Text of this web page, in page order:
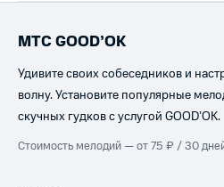
МТС GOOD’OK
Удивите своих собеседников и
волну. Установите популярные
скучных гудков с услугой GOOD’OK.
Стоимость мелодий — от 75 ₽ / 30